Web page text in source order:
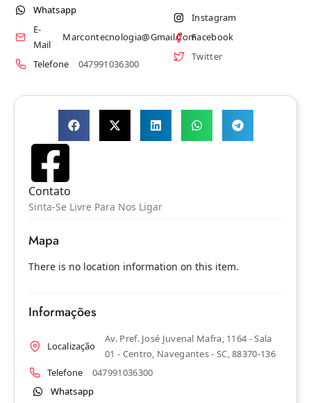
Whatsapp
E-
Mail
Marcontecnologia@gmail.com
Telefone 047991036300
Instagram
Facebook
Twitter
Contato
Sinta-Se Livre Para Nos Ligar
Mapa
There is no location information on this item.
Informações
Localização
Av. Pref. José Juvenal Mafra, 1164 - Sala
01 - Centro, Navegantes - SC, 88370-136
Telefone
047991036300
Whatsapp